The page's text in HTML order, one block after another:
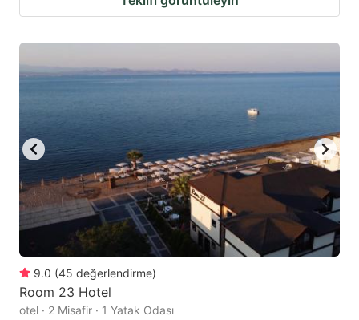
9.0 (45 değerlendirme)
Room 23 Hotel
otel · 2 Misafir · 1 Yatak Odası